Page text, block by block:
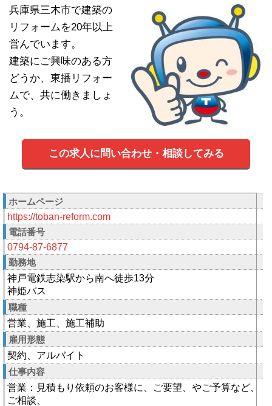
兵庫県三木市で建築の
リフォームを20年以上
営んでいます。
建築にご興味のある方
どうか、東播リフォー
ムで、共に働きましょ
う。
この求人に問い合わせ・相談してみる
ホームページ
https://toban-reform.com
電話番号
0794-87-6877
勤務地
神戸電鉄志染駅から南へ徒歩13分
神姫バス
職種
営業、施工、施工補助
雇用形態
契約、アルバイト
仕事内容
営業：見積もり依頼のお客様に、ご要望、やご予算など、
ご相談、